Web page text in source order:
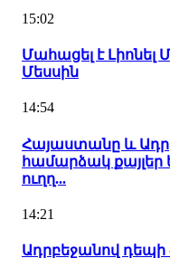
15:02
Մահացել է Լիոնել
Մեսսին
14:54
Հայաստանը և
համարձակ
ուղղ...
14:21
Ադրբեջանով դեպի